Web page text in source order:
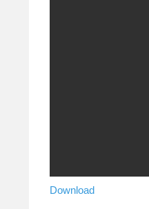
Download